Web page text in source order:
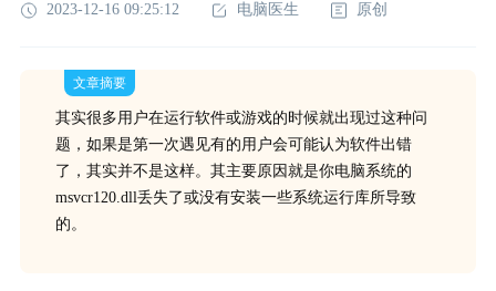
2023-12-16 09:25:12 电脑医生 原创
文章摘要
其实很多用户在运行软件或游戏的时候就出现过这种问
题，如果是第一次遇见有的用户会可能认为软件出错
了，其实并不是这样。其主要原因就是你电脑系统的
msvcr120.dll丢失了或没有安装一些系统运行库所导致
的。